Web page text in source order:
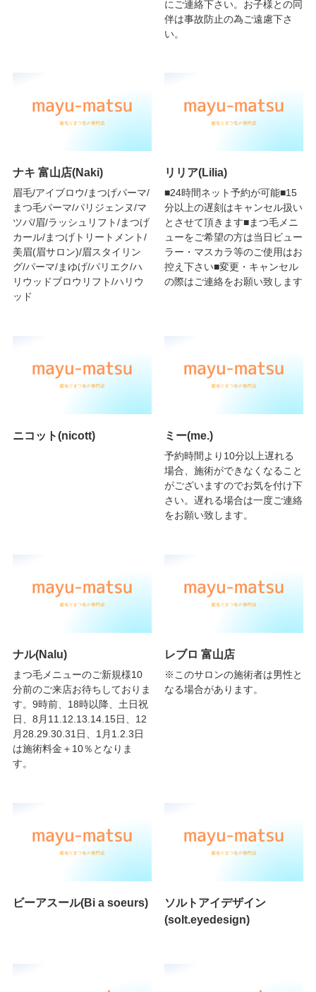
にご連絡下さい。お子様との同
伴は事故防止の為ご遠慮下さ
い。
ナキ 富山店(Naki)
眉毛/アイブロウ/まつげパーマ/
まつ毛パーマ/パリジェンヌ/マ
ツパ/眉/ラッシュリフト/まつげ
カール/まつげトリートメント/
美眉(眉サロン)/眉スタイリン
グ/パーマ/まゆげ/パリエク/ハ
リウッドブロウリフト/ハリウ
ッド
リリア(Lilia)
■24時間ネット予約が可能■15
分以上の遅刻はキャンセル扱い
とさせて頂きます■まつ毛メニ
ューをご希望の方は当日ビュー
ラー・マスカラ等のご使用はお
控え下さい■変更・キャンセル
の際はご連絡をお願い致します
ニコット(nicott) ミー(me.)
予約時間より10分以上遅れる
場合、施術ができなくなること
がございますのでお気を付け下
さい。遅れる場合は一度ご連絡
をお願い致します。
ナル(Nalu)
まつ毛メニューのご新規様10
分前のご来店お待ちしておりま
す。9時前、18時以降、土日祝
日、8月11.12.13.14.15日、12
月28.29.30.31日、1月1.2.3日
は施術料金＋10％となりま
す。
レブロ 富山店
※このサロンの施術者は男性と
なる場合があります。
ビーアスール(Bi a soeurs)
ソルトアイデザイン
(solt.eyedesign)